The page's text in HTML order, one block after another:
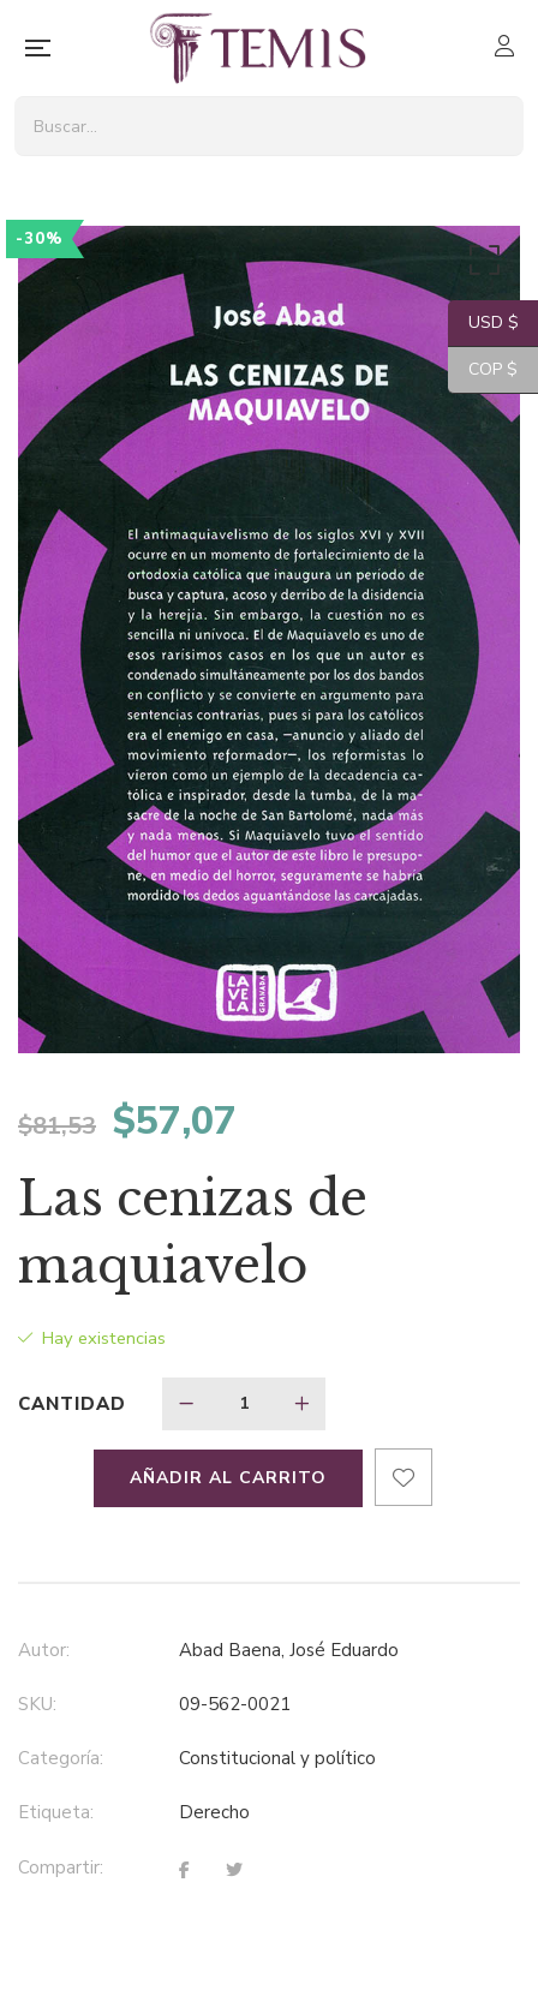
-30%
$81,53 El
precio
original
era:
$81,53.
$57,07
precio
actual
es:
Las cenizas de
maquiavelo
Hay existencias
CANTIDAD
AÑADIR AL CARRITO
Autor: Abad Baena, José Eduardo
SKU: 09-562-0021
Categoría: constitucional y político
Etiqueta: derecho
Compartir:
USD $
COP $